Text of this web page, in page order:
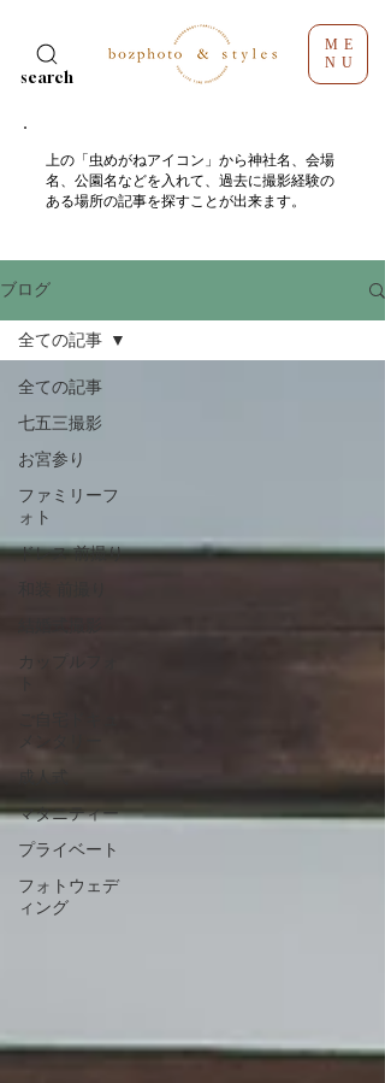
search
ME
NU
​上の「虫めがねアイコン」から神社名、会場
名、公園名などを入れて、過去に撮影経験の
ある場所の記事を探すことが出来ます。
ブログ
全ての記事
七五三撮影
お宮参り
ファミリーフ
ォト
ドレス 前撮り
カップルフォ
成人式
マタニティー
プライベート
フォトウェデ
ィング
全ての記事